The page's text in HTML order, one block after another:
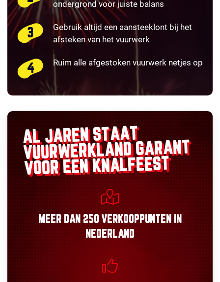
ondergrond voor juiste balans
Gebruik altijd een aansteeklont bij het
afsteken van het vuurwerk
Ruim alle afgestoken vuurwerk netjes op
AL JAREN STAAT
VUURWERKLANDGARANT
VOOR EEN KNALFEEST
MEER DAN 250 VERKOOPPUNTEN
IN
NEDERLAND